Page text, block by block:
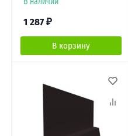
1 287 ₽
В корзину